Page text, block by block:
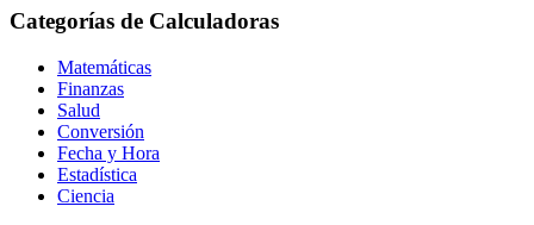
Categorías de Calculadoras
Matemáticas
Finanzas
Salud
Conversión
Fecha y Hora
Estadística
Ciencia